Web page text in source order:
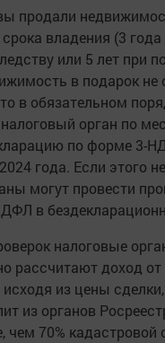
продали
владения (3 года
или 5 лет при
в подарок не
в обязательном
орган по
по форме 3-
года. Если этого
могут провести
в
налоговые
рассчитают доход
из цены
из органов
чем 70% кадастровой